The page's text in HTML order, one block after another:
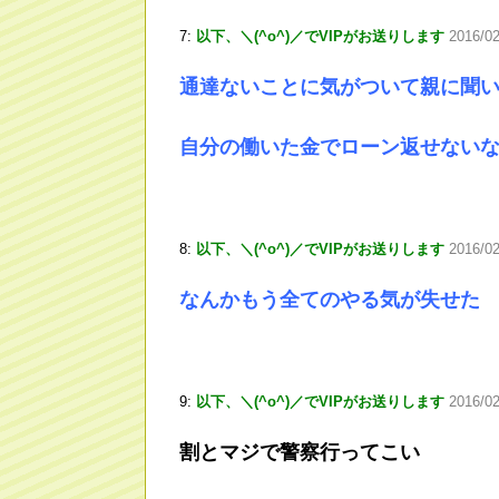
7: 以下、＼(^o^)／でVIPがお送りします 2016/
通達ないことに気がついて親に聞
自分の働いた金でローン返せない
8: 以下、＼(^o^)／でVIPがお送りします 2016/
なんかもう全てのやる気が失せた
9: 以下、＼(^o^)／でVIPがお送りします 2016/
割とマジで警察行ってこい